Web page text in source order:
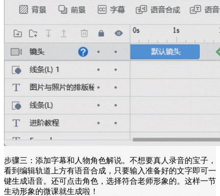
步骤三：添加字幕和人物角色解说。不想要真人录音的宝子，
看到编辑轨道上方有语音合成，只要输入准备好的文字即可一
键生成语音。还可点击角色，选择符合老师形象的。这样一节
生动形象的微课就生成啦！